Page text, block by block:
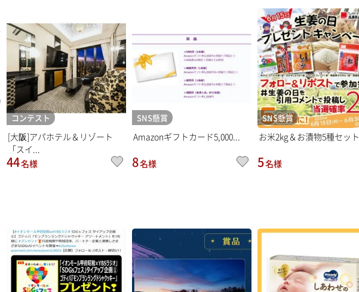
コンテスト
[大阪]アパホテル＆リゾート
「スイ...
44名様
SNS懸賞
Amazonギフトカード5,000...
8名様
SNS懸賞
お米2kg＆お漬物5種セット
5名様